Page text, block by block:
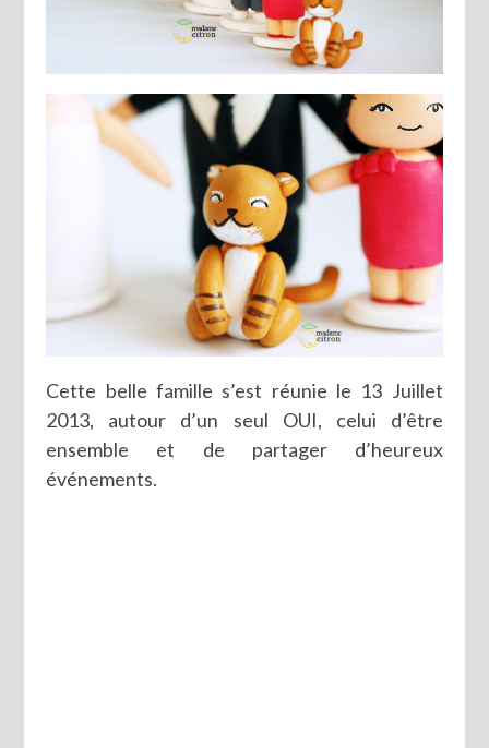
Cette belle famille s’est réunie le 13 Juillet
2013, autour d’un seul OUI, celui d’être
ensemble et de partager d’heureux
événements.